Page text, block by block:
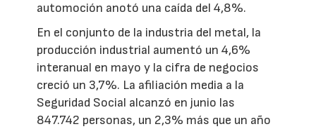
automoción anotó una caída del 4,8%.
En el conjunto de la industria del metal, la
producción industrial aumentó un 4,6%
interanual en mayo y la cifra de negocios
creció un 3,7%. La afiliación media a la
Seguridad Social alcanzó en junio las
847.742 personas, un 2,3% más que un año